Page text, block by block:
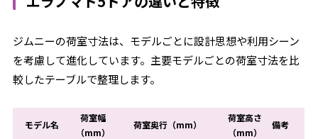
ジムニーの荷室寸法は、モデルごとに設計思想や利用シーン
を考慮して進化しています。主要モデルごとの荷室寸法を比
較したテーブルで整理します。
モデル名
荷室幅
（mm）
荷室奥行（mm）
荷室高さ
（mm）
備考